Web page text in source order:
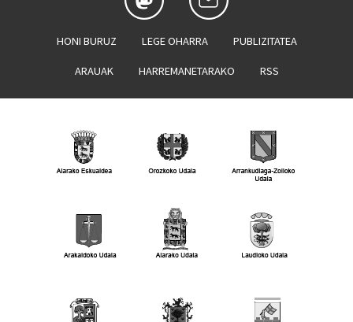
HONI BURUZ LEGE OHARRA PUBLIZITATEA
ARAUAK HARREMANETARAKO RSS